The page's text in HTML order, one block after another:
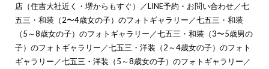
店（住吉大社近く・堺からもすぐ）
／LINE予約・お問い合わせ／七
五三・和装（2〜4歳女の子）のフォトギャラリー ／七五三・和装
（5～8歳女の子）のフォトギャラリー ／七五三・和装（3〜5歳男の
子）のフォトギャラリー ／七五三・洋装（2～4歳女の子）のフォト
ギャラリー ／七五三・洋装（5～8歳女の子）のフォトギャラリー ／